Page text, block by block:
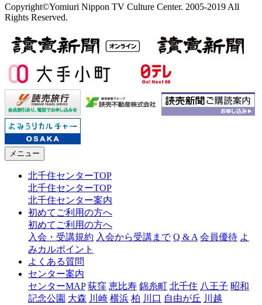
Copyright©Yomiuri Nippon TV Culture Center. 2005-2019 All
Rights Reserved.
メニュー
北千住センターTOP
北千住センターTOP
北千住センター案内
初めてご利用の方へ
初めてご利用の方へ
入会・受講規約 入会から受講まで Q & A 会員優待 よ
みカルポイント
よくある質問
センター案内
センターMAP 荻窪 恵比寿 錦糸町 北千住 八王子 昭和
記念公園 大森 川崎 横浜 柏 川口 自由が丘 川越